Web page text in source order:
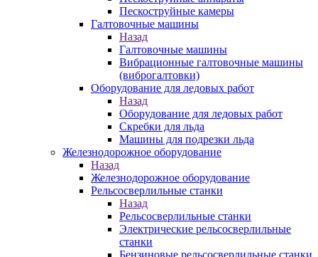
Пескоструйные камеры
Галтовочные машины
Назад
Галтовочные машины
Вибрационные галтовочные машины
(виброгалтовки)
Оборудование для ледовых работ
Назад
Оборудование для ледовых работ
Скребки для льда
Машины для подрезки льда
Железнодорожное оборудование
Назад
Железнодорожное оборудование
Рельсосверлильные станки
Назад
Рельсосверлильные станки
Электрические рельсосверлильные
станки
Бензиновые рельсосверлильные станки